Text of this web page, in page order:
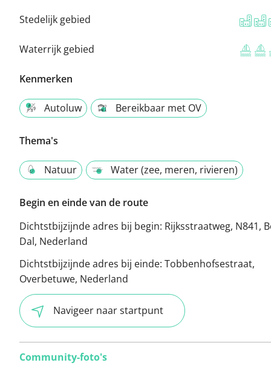
Stedelijk gebied
Waterrijk gebied
Kenmerken
Autoluw Bereikbaar met OV
Thema's
Natuur Water (zee, meren, rivieren)
Begin en einde van de route
Dichtstbijzijnde adres bij begin: Rijksstraatweg, N841,
Dal, Nederland
Dichtstbijzijnde adres bij einde: Tobbenhofsestraat,
Overbetuwe, Nederland
Navigeer naar startpunt
Community-foto's